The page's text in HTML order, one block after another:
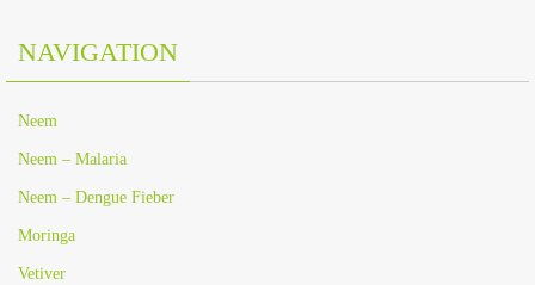
NAVIGATION
Neem
Neem – Malaria
Neem – Dengue Fieber
Moringa
Vetiver